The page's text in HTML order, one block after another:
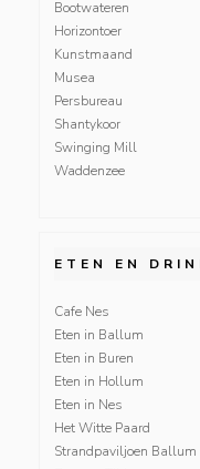
Bootwateren
Horizontoer
Kunstmaand
Musea
Persbureau
Shantykoor
Swinging Mill
Waddenzee
ETEN EN
Cafe Nes
Eten in Ballum
Eten in Buren
Eten in Hollum
Eten in Nes
Het Witte Paard
Strandpaviljoen Ballum